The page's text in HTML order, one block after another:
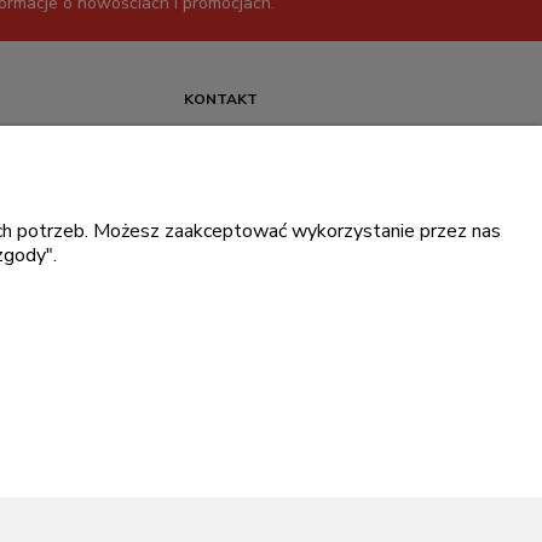
KONTAKT
potrzeb. Możesz zaakceptować wykorzystanie przez nas